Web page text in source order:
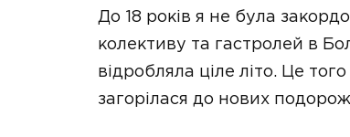
До 18 років я не була
колективу та гастролей в
відробляла ціле літо. Це
загорілася до нових